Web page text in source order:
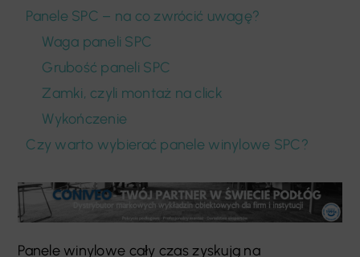
Panele SPC – na co zwrócić uwagę?
Waga paneli SPC
Grubość paneli SPC
Zamki, czyli montaż na click
Wykończenie
Czy warto wybierać panele winylowe SPC?
Panele winylowe cały czas zyskują na